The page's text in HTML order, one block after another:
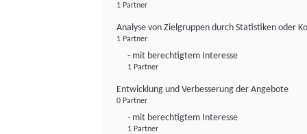
1 Partner
Analyse von Zielgruppen durch Statistiken oder
1 Partner
- mit berechtigtem Interesse
1 Partner
Entwicklung und Verbesserung der Angebote
0 Partner
- mit berechtigtem Interesse
1 Partner